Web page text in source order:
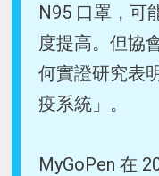
N95 口罩，可
度提高。但協
何實證研究表
疫系統」。
MyGoPen 在